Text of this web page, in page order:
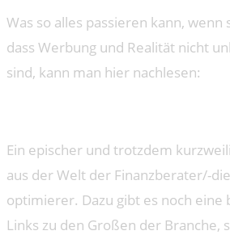
Was so alles passieren kann, wenn
dass Werbung und Realität nicht
sind, kann man hier nachlesen:
Ein epischer und trotzdem
aus der Welt der Finanzberater/-
optimierer. Dazu gibt es noch eine
Links zu den Großen der Branche,